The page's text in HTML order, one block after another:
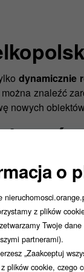
dynamicznie
znaleźć
nowych
stabilnym
jak
Kalisz,
siły roboczej.
do
jakie
o
z plików
Twoje
partnerami).
„Zaakceptuj
plików cookie, czego